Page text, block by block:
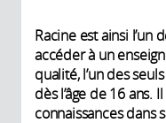
Racine est ainsi l’un
accéder à un
qualité, l’un des
dès l’âge de 16 ans.
connaissances dans